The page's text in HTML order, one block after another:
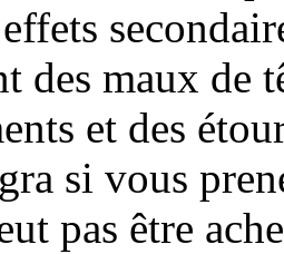
des maux de
et des
si vous
pas être